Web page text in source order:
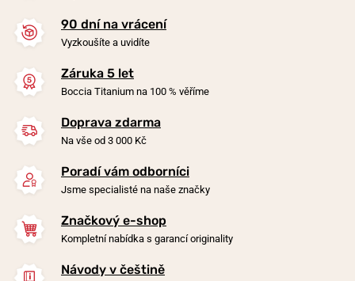
90 dní na vrácení
Vyzkoušíte a uvidíte
Záruka 5 let
Boccia Titanium na 100 % věříme
Doprava zdarma
Na vše od 3 000 Kč
Poradí vám odborníci
Jsme specialisté na naše značky
Značkový e-shop
Kompletní nabídka s garancí originality
Návody v češtině